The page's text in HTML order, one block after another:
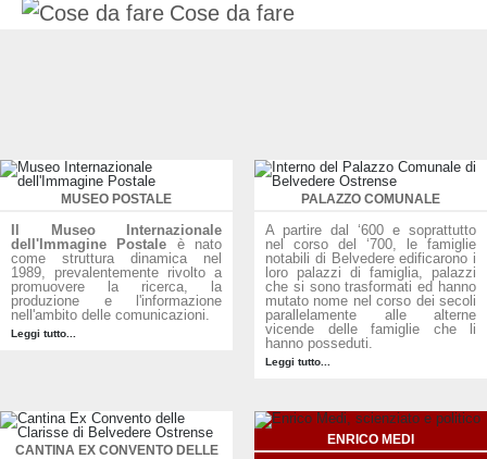
Cose da fare
MUSEO POSTALE
Il Museo Internazionale
dell'Immagine Postale è nato
come struttura dinamica nel
1989, prevalentemente rivolto a
promuovere la ricerca, la
produzione e l'informazione
nell'ambito delle comunicazioni.
Leggi tutto...
PALAZZO COMUNALE
A partire dal ‘600 e soprattutto
nel corso del ‘700, le famiglie
notabili di Belvedere edificarono i
loro palazzi di famiglia, palazzi
che si sono trasformati ed hanno
mutato nome nel corso dei secoli
parallelamente alle alterne
vicende delle famiglie che li
hanno posseduti.
Leggi tutto...
CANTINA EX CONVENTO DELLE
ENRICO MEDI